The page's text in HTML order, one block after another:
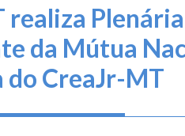
realiza
da Mútua
CreaJr-MT